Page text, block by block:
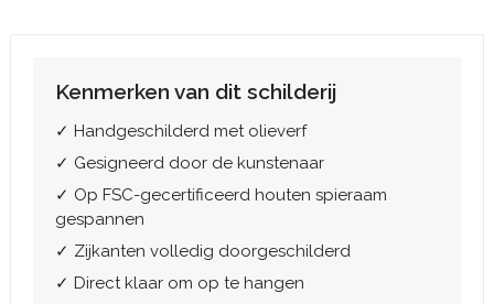
Kenmerken van dit schilderij
✓ Handgeschilderd met olieverf
✓ Gesigneerd door de kunstenaar
✓ Op FSC-gecertificeerd houten spieraam
gespannen
✓ Zijkanten volledig doorgeschilderd
✓ Direct klaar om op te hangen